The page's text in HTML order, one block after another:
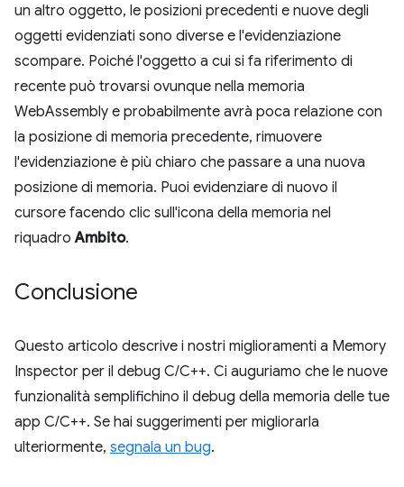
un altro oggetto, le posizioni precedenti e nuove degli
oggetti evidenziati sono diverse e l'evidenziazione
scompare. Poiché l'oggetto a cui si fa riferimento di
recente può trovarsi ovunque nella memoria
WebAssembly e probabilmente avrà poca relazione con
la posizione di memoria precedente, rimuovere
l'evidenziazione è più chiaro che passare a una nuova
posizione di memoria. Puoi evidenziare di nuovo il
cursore facendo clic sull'icona della memoria nel
riquadroAmbito.
Conclusione
Questo articolo descrive i nostri miglioramenti a Memory
Inspector per il debug C/C++. Ci auguriamo che le nuove
funzionalità semplifichino il debug della memoria delle tue
app C/C++. Se hai suggerimenti per migliorarla
ulteriormente, segnala un bug.